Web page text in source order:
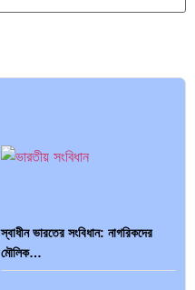
স্বাধীন ভারতের সংবিধান: নাগরিকদের
মৌলিক…